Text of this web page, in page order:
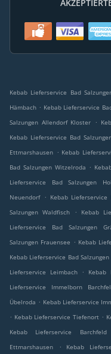
Kebab Lieferservice Bad
Hämbach . Kebab Lieferservice
Salzungen Allendorf Kloster
.
Kebab Lieferservice Bad
Ettmarshausen . Kebab
Bad Salzungen Witzelroda .
Lieferservice Bad Salzungen
Neuendorf
. Kebab
Salzungen Waldfisch
. Kebab
Lieferservice Bad Salzungen
Salzungen Frauensee . Kebab
Kebab Lieferservice Bad Salzungen
Lieferservice Leimbach
. Kebab
Lieferservice Immelborn
Übelroda . Kebab Lieferservice
. Kebab Lieferservice Tiefenort .
Kebab Lieferservice Barchfeld
Ettmarshausen
. Kebab